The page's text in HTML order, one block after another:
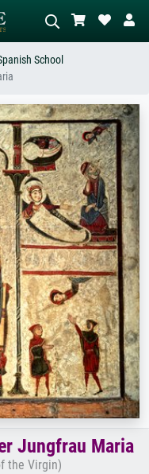
Sie die Szene – z.B. Grüne
Abstrakt mit viel Rot, Dunkles
Stehender Akt neben einem
Baum.
School
Jungfrau Maria
the Virgin)